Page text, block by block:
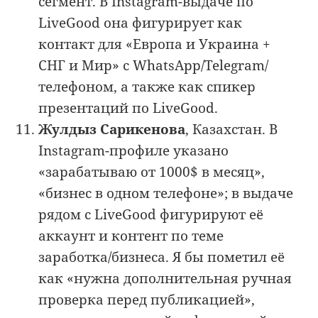
LiveGood она фигурирует как
контакт для «Европа и Украина +
СНГ и Мир» с WhatsApp/Telegram/
телефоном, а также как спикер
презентаций по LiveGood.
Жулдыз Сарикенова, Казахстан. В
Instagram-профиле указано
«зарабатываю от 1000$ в месяц»,
«бизнес в одном телефоне»; в выдаче
рядом с LiveGood фигурируют её
аккаунт и контент по теме
заработка/бизнеса. Я бы пометил её
как «нужна дополнительная ручная
проверка перед публикацией»,